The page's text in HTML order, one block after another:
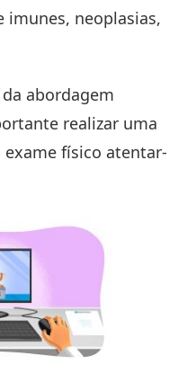
imunes, neoplasias,
abordagem
realizar uma
físico atentar-